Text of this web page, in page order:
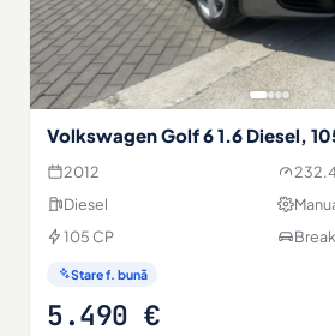
Volkswagen Golf 6 1.6 Diesel,
2012
Diesel
105 CP
Break
Stare f. bună
5.490 €